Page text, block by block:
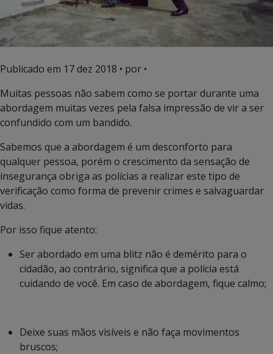
Publicado em 17 dez 2018 • por •
Muitas pessoas não sabem como se portar durante uma
abordagem muitas vezes pela falsa impressão de vir a ser
confundido com um bandido.
Sabemos que a abordagem é um desconforto para
qualquer pessoa, porém o crescimento da sensação de
insegurança obriga as polícias a realizar este tipo de
verificação como forma de prevenir crimes e salvaguardar
vidas.
Por isso fique atento:
Ser abordado em uma blitz não é demérito para o
cidadão, ao contrário, significa que a polícia está
cuidando de você. Em caso de abordagem, fique calmo;
Deixe suas mãos visíveis e não faça movimentos
bruscos;